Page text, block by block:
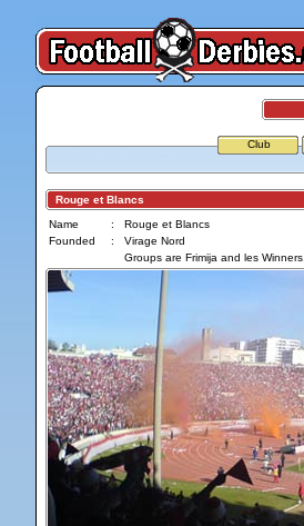
Club
Rouge et Blancs
Name
:
Rouge et Blancs
Founded
:
Virage Nord
Groups are Frimija and les Winners.